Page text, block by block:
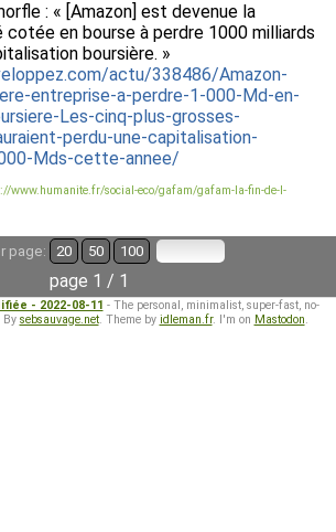
: « [Amazon] est devenue la
en bourse à perdre 1000 milliards
boursière. »
actu/338486/Amazon-
entreprise-a-perdre-1-000-Md-en-
Les-cinq-plus-grosses-
perdu-une-capitalisation-
Mds-cette-annee/
www.humanite.fr/social-eco/gafam/gafam-la-fin-de-l-
page: 20 50 100
page 1 / 1
- 2022-08-11 - The personal, minimalist, super-fast, no-
By sebsauvage.net. Theme by idleman.fr. I'm on Mastodon.